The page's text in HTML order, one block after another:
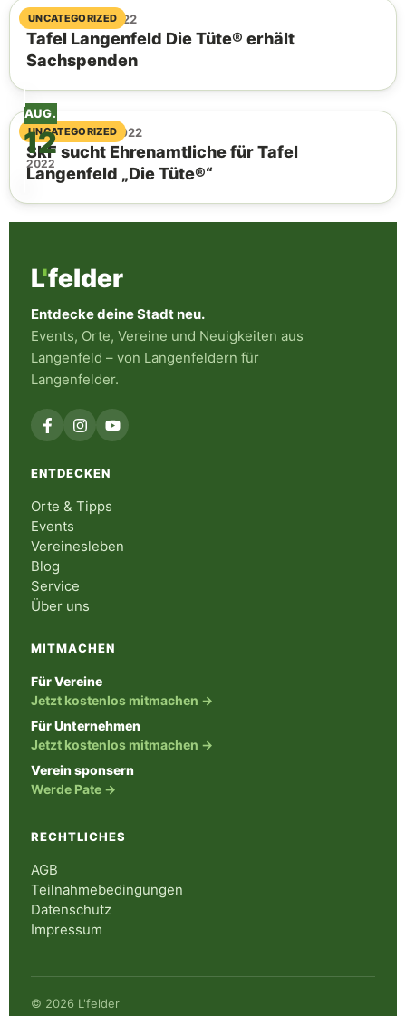
AUG.
12
2022
UNCATEGORIZED
11. November 2022
Tafel Langenfeld Die Tüte® erhält
Sachspenden
UNCATEGORIZED
04. November 2022
SkF sucht Ehrenamtliche für Tafel
Langenfeld „Die Tüte®“
L'felder
Entdecke deine Stadt neu.
Events, Orte, Vereine und Neuigkeiten aus
Langenfeld – von Langenfeldern für
Langenfelder.
ENTDECKEN
Orte & Tipps
Events
Vereinesleben
Blog
Service
Über uns
MITMACHEN
Für Vereine
Jetzt kostenlos mitmachen →
Für Unternehmen
Jetzt kostenlos mitmachen →
Verein sponsern
Werde Pate →
RECHTLICHES
AGB
Teilnahmebedingungen
Datenschutz
Impressum
© 2026 L'felder